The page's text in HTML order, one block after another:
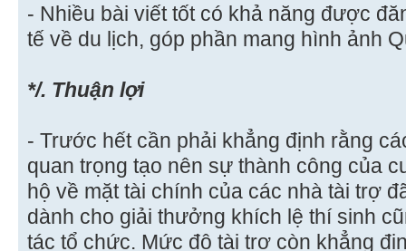
- Nhiều bài viết tốt có khả năng được
tế về du lịch, góp phần mang hình ảnh
*/. Thuận lợi
- Trước hết cần phải khẳng định rằng
quan trọng tạo nên sự thành công của
hộ về mặt tài chính của các nhà tài trợ
dành cho giải thưởng khích lệ thí sinh
tác tổ chức. Mức độ tài trợ còn khẳng